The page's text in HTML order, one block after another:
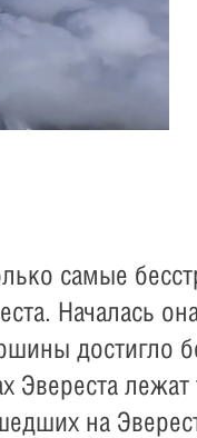
самые
Началась
достигло
Эвереста
на